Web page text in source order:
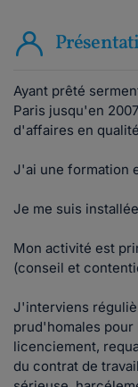
Ayant prêté
Paris jusqu'en
d'affaires en
J'ai une formation
Je me suis
Mon activité est
(conseil et
J'interviens
prud'homales pour
licenciement,
du contrat de